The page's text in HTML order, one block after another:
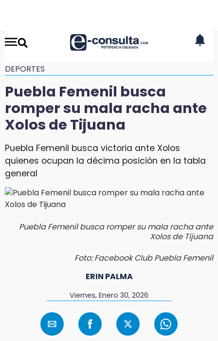
DEPORTES
Puebla Femenil busca
romper su mala racha ante
Xolos de Tijuana
Puebla Femenil busca victoria ante Xolos
quienes ocupan la décima posición en la tabla
general
Puebla Femenil busca romper su mala racha ante
Xolos de Tijuana
Foto: Facebook Club Puebla Femenil
ERIN PALMA
Viernes, Enero 30, 2026